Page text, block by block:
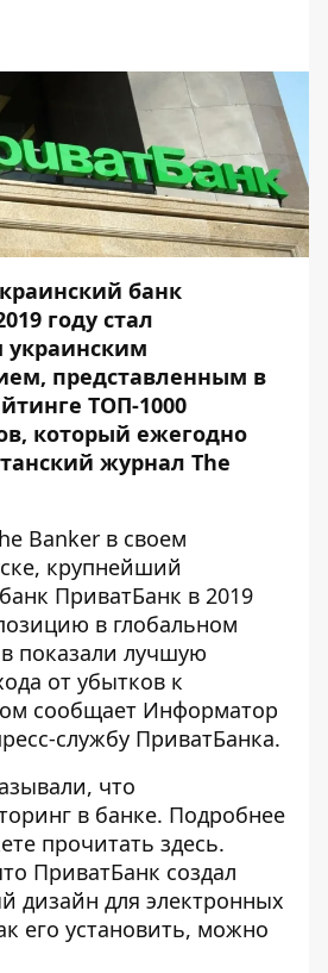
банк
году стал
представленным в
ТОП-1000
который ежегодно
журнал The
Banker в своем
крупнейший
ПриватБанк в 2019
в глобальном
показали лучшую
от убытков к
сообщает Информатор
службу ПриватБанка.
что
в банке. Подробнее
прочитать здесь.
ПриватБанк создал
дизайн для электронных
его установить, можно